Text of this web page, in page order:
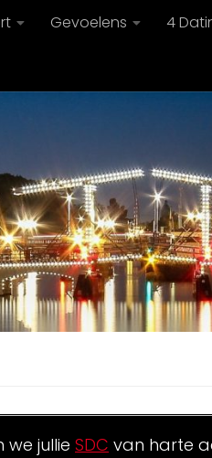
Gevoelens 4
jullie SDC van harte